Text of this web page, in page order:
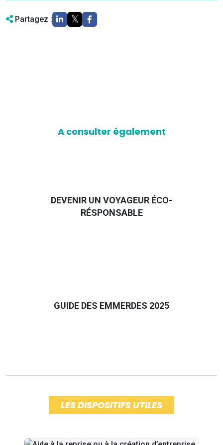
Partagez :
A consulter également
DEVENIR UN VOYAGEUR ÉCO-
RÉSPONSABLE
GUIDE DES EMMERDES 2025
LES DISPOSITIFS UTILES